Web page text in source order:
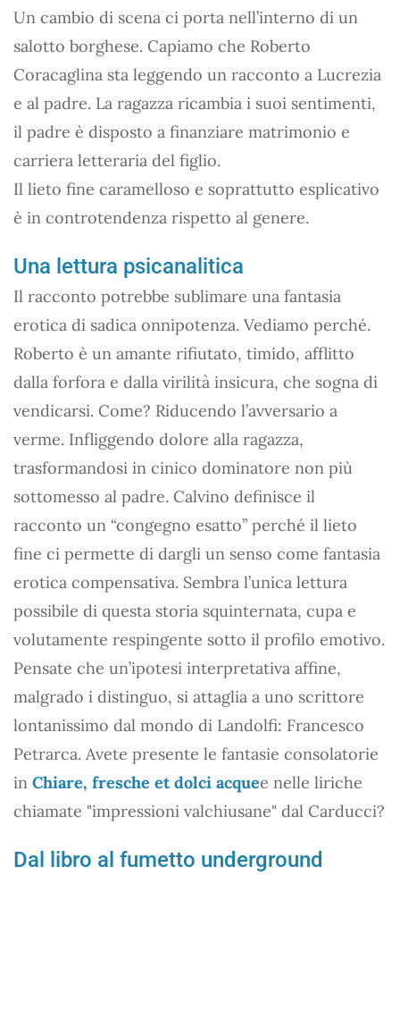
Un cambio di scena ci porta nell’interno di un
salotto borghese. Capiamo che Roberto
Coracaglina sta leggendo un racconto a Lucrezia
e al padre. La ragazza ricambia i suoi sentimenti,
il padre è disposto a finanziare matrimonio e
carriera letteraria del figlio.
Il lieto fine caramelloso e soprattutto esplicativo
è in controtendenza rispetto al genere.
Una lettura psicanalitica
Il racconto potrebbe sublimare una fantasia
erotica di sadica onnipotenza. Vediamo perché.
Roberto è un amante rifiutato, timido, afflitto
dalla forfora e dalla virilità insicura, che sogna di
vendicarsi. Come? Riducendo l’avversario a
verme. Infliggendo dolore alla ragazza,
trasformandosi in cinico dominatore non più
sottomesso al padre. Calvino definisce il
racconto un “congegno esatto” perché il lieto
fine ci permette di dargli un senso come fantasia
erotica compensativa. Sembra l’unica lettura
possibile di questa storia squinternata, cupa e
volutamente respingente sotto il profilo emotivo.
Pensate che un’ipotesi interpretativa affine,
malgrado i distinguo, si attaglia a uno scrittore
lontanissimo dal mondo di Landolfi: Francesco
Petrarca. Avete presente le fantasie consolatorie
in Chiare, fresche et dolci acquee nelle liriche
chiamate "impressioni valchiusane" dal Carducci?
Dal libro al fumetto underground